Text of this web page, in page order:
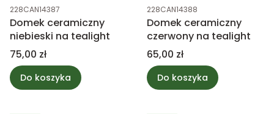
Kod produktu
228CAN14387
Domek ceramiczny
niebieski na tealight
Cena
75,00 zł
Do koszyka
Kod produktu
228CAN14388
Domek ceramiczny
czerwony na tealight
Cena
65,00 zł
Do koszyka